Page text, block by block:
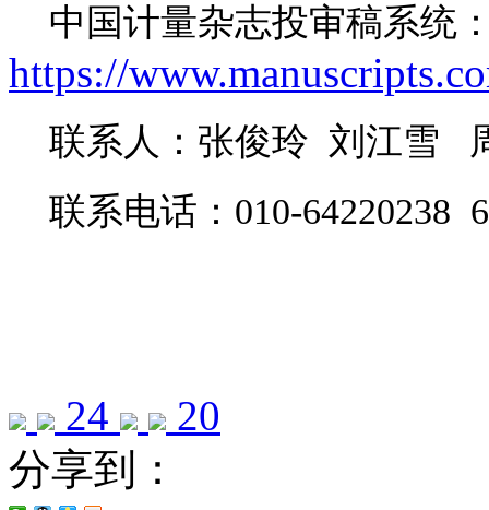
中国计量杂志投审稿系统
https://
联系人：张俊玲 刘江雪
联系电话： 010-64220238
24
20
分享到：